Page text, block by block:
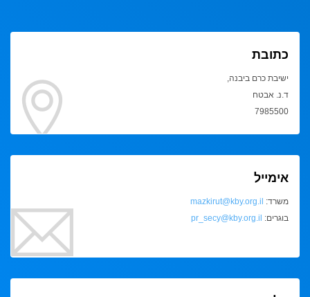
כתובת
ישיבת כרם ביבנה,
ד.נ. אבטח
7985500
אימייל
משרד: mazkirut@kby.org.il
בוגרים: pr_secy@kby.org.il